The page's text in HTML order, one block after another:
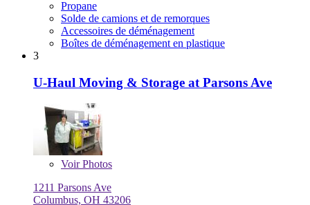
Propane
Solde de camions et de remorques
Accessoires de déménagement
Boîtes de déménagement en plastique
3
U-Haul Moving & Storage at Parsons Ave
VoirPhotos
1211 Parsons Ave
Columbus, OH 43206